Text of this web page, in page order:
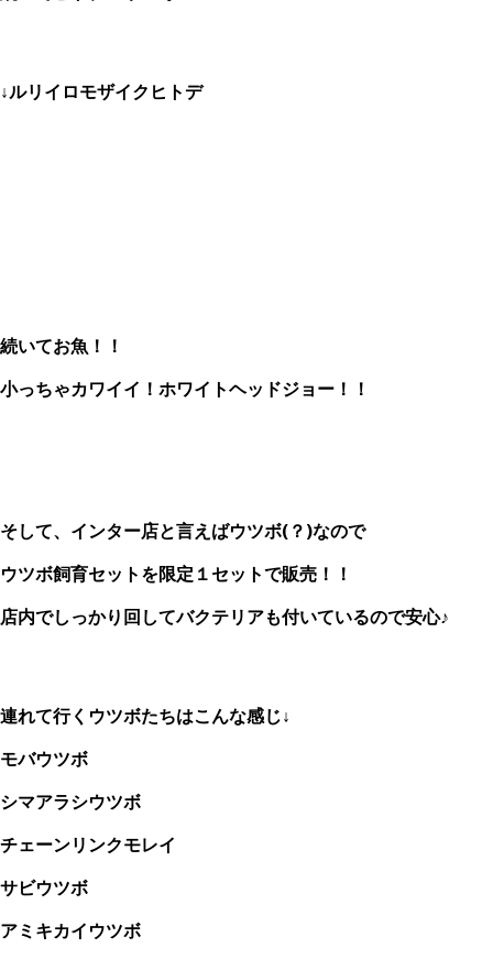
↓ルリイロモザイクヒトデ
続いてお魚！！
小っちゃカワイイ！ホワイトヘッドジョー！！
そして、インター店と言えばウツボ(？)なので
ウツボ飼育セットを限定１セットで販売！！
店内でしっかり回してバクテリアも付いているので安心♪
連れて行くウツボたちはこんな感じ↓
モバウツボ
シマアラシウツボ
チェーンリンクモレイ
サビウツボ
アミキカイウツボ